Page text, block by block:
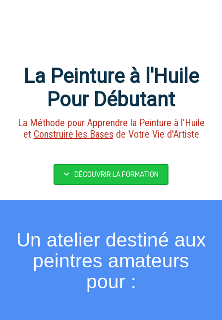
La Peinture à l'Huile
Pour Débutant
La Méthode pour Apprendre la Peinture à l'Huile
et Construire les Bases de Votre Vie d'Artiste
DÉCOUVRIR LA FORMATION
Un atelier destiné aux
peintres amateurs
pour :